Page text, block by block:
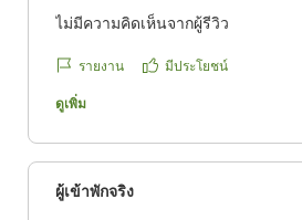
ไม่มีความคิดเห็นจากผู้รีวิว
รายงาน มีประโยชน์
ดูเพิ่ม
ผู้เข้าพักจริง